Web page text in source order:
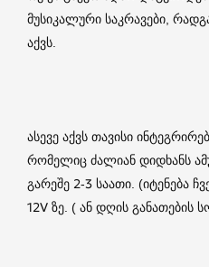
მუსიკალური საკრავები,
აქვს.
ასევე აქვს თავისი
რომელიც ძალიან დიდხანს
გარეშე 2-3 საათი. (იტენება
12V ზე. ( ან დღის